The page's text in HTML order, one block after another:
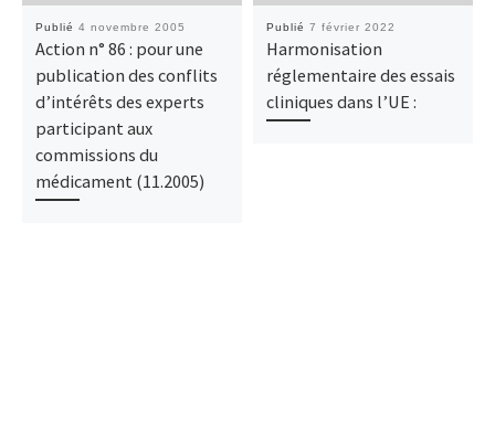
Publié 4 novembre 2005
Action n° 86 : pour une
publication des conflits
d’intérêts des experts
participant aux
commissions du
médicament (11.2005)
Publié 7 février 2022
Harmonisation
réglementaire des essais
cliniques dans l’UE :